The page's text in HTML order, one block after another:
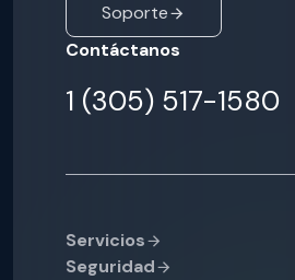
Soporte
Contáctanos
1 (305) 517-1580
Servicios
Seguridad